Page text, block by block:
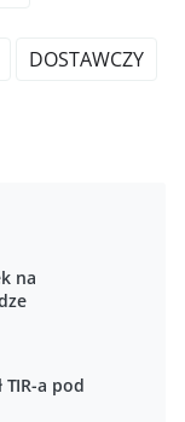
DOSTAWCZY
na
TIR-a pod